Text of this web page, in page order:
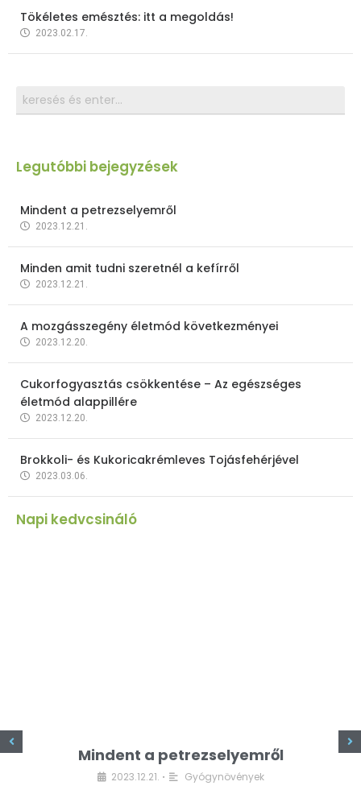
Tökéletes emésztés: itt a megoldás!
2023.02.17.
Legutóbbi bejegyzések
Mindent a petrezselyemről
2023.12.21.
Minden amit tudni szeretnél a kefírről
2023.12.21.
A mozgásszegény életmód következményei
2023.12.20.
Cukorfogyasztás csökkentése – Az egészséges
életmód alappillére
2023.12.20.
Brokkoli- és Kukoricakrémleves Tojásfehérjével
2023.03.06.
Napi kedvcsináló
Mindent a petrezselyemről
2023.12.21. • Gyógynövények